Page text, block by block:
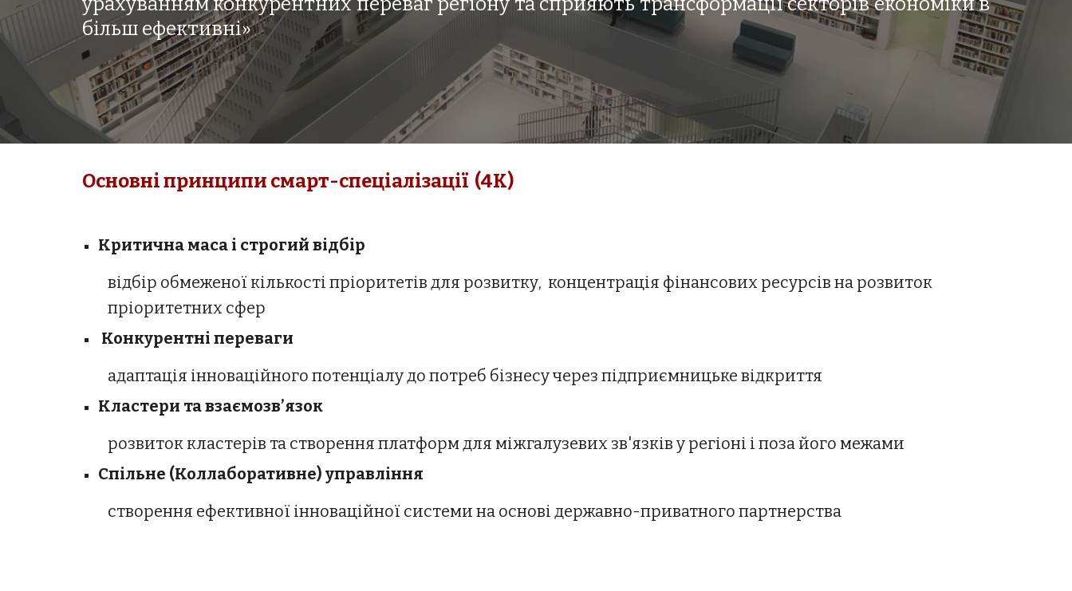
більш ефективні»
Основні принципи смарт-спеціалізації (4К)
Критична маса і строгий відбір
відбір обмеженої кількості пріоритетів для розвитку,  концентрація фінансових ресурсів на розвиток
пріоритетних сфер
Конкурентні переваги
адаптація інноваційного потенціалу до потреб бізнесу через підприємницьке відкриття
Кластери та взаємозв’язок
розвиток кластерів та створення платформ для міжгалузевих зв'язків у регіоні і поза його межами
Спільне (Коллаборативне) управління
створення ефективної інноваційної системи на основі державно-приватного партнерства